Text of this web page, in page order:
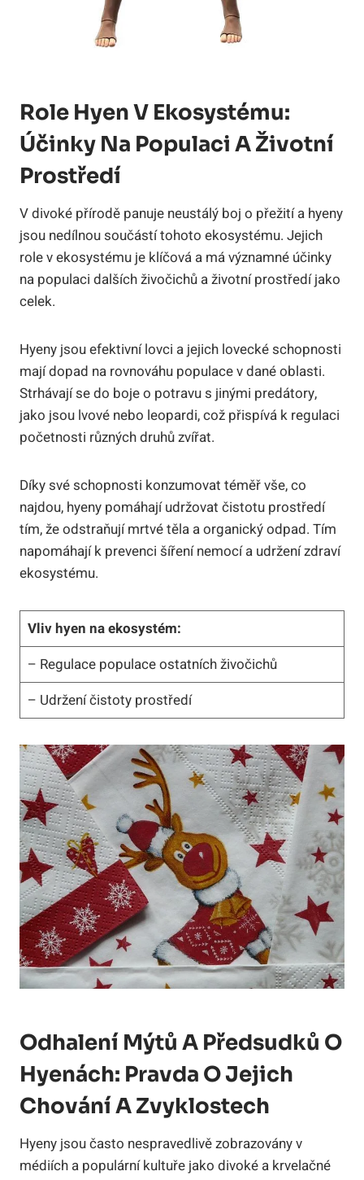
Role Hyen V Ekosystému:
Účinky Na Populaci A Životní
Prostředí
V divoké přírodě panuje neustálý boj o přežití a hyeny
jsou nedílnou součástí tohoto ekosystému. Jejich
role v ekosystému je klíčová a má významné účinky
na populaci dalších živočichů a životní prostředí jako
celek.
Hyeny jsou efektivní lovci a jejich lovecké schopnosti
mají dopad na rovnováhu populace v dané oblasti.
Strhávají se do boje o potravu s jinými predátory,
jako jsou lvové nebo leopardi, což přispívá k regulaci
početnosti různých druhů zvířat.
Díky své schopnosti konzumovat téměř vše, co
najdou, hyeny pomáhají udržovat čistotu prostředí
tím, že odstraňují mrtvé těla a organický odpad. Tím
napomáhají k prevenci šíření nemocí a udržení zdraví
ekosystému.
Vliv hyen na ekosystém:
– Regulace populace ostatních živočichů
– Udržení čistoty prostředí
Odhalení Mýtů A Předsudků O
Hyenách: Pravda O Jejich
Chování A Zvyklostech
Hyeny jsou často nespravedlivě zobrazovány v
médiích a populární kultuře jako divoké a krvelačné